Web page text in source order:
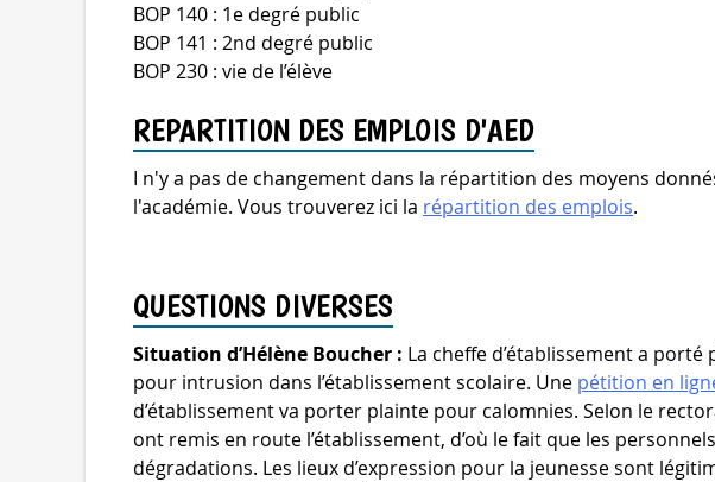
BOP 140 : 1e degré public
BOP 141 : 2nd degré public
BOP 230 : vie de l’élève
REPARTITION DES EMPLOIS D'AED
I n'y a pas de changement dans la répartition des moyens
l'académie. Vous trouverez ici la répartition des emplois.
QUESTIONS DIVERSES
Situation d’Hélène Boucher : La cheffe d’établissement a
pour intrusion dans l’établissement scolaire. Une pétition en
d’établissement va porter plainte pour calomnies. Selon le
ont remis en route l’établissement, d’où le fait que les
dégradations. Les lieux d’expression pour la jeunesse sont